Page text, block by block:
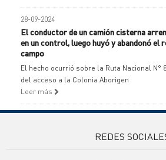
28-09-2024
El conductor de un camión cisterna
en un control, luego huyó y abandonó el
campo
El hecho ocurrió sobre la Ruta Nacional N°
del acceso a la Colonia Aborigen
Leer más
REDES